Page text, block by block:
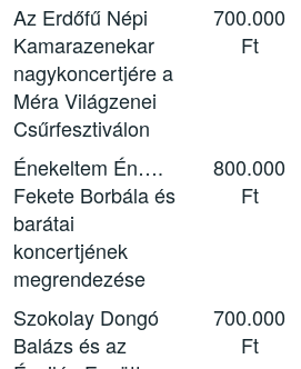
Az Erdőfű Népi
Kamarazenekar
nagykoncertjére a
Méra Világzenei
Csűrfesztiválon
700.000
Ft
Énekeltem Én….
Fekete Borbála és
barátai
koncertjének
megrendezése
800.000
Ft
Szokolay Dongó
Balázs és az
700.000
Ft